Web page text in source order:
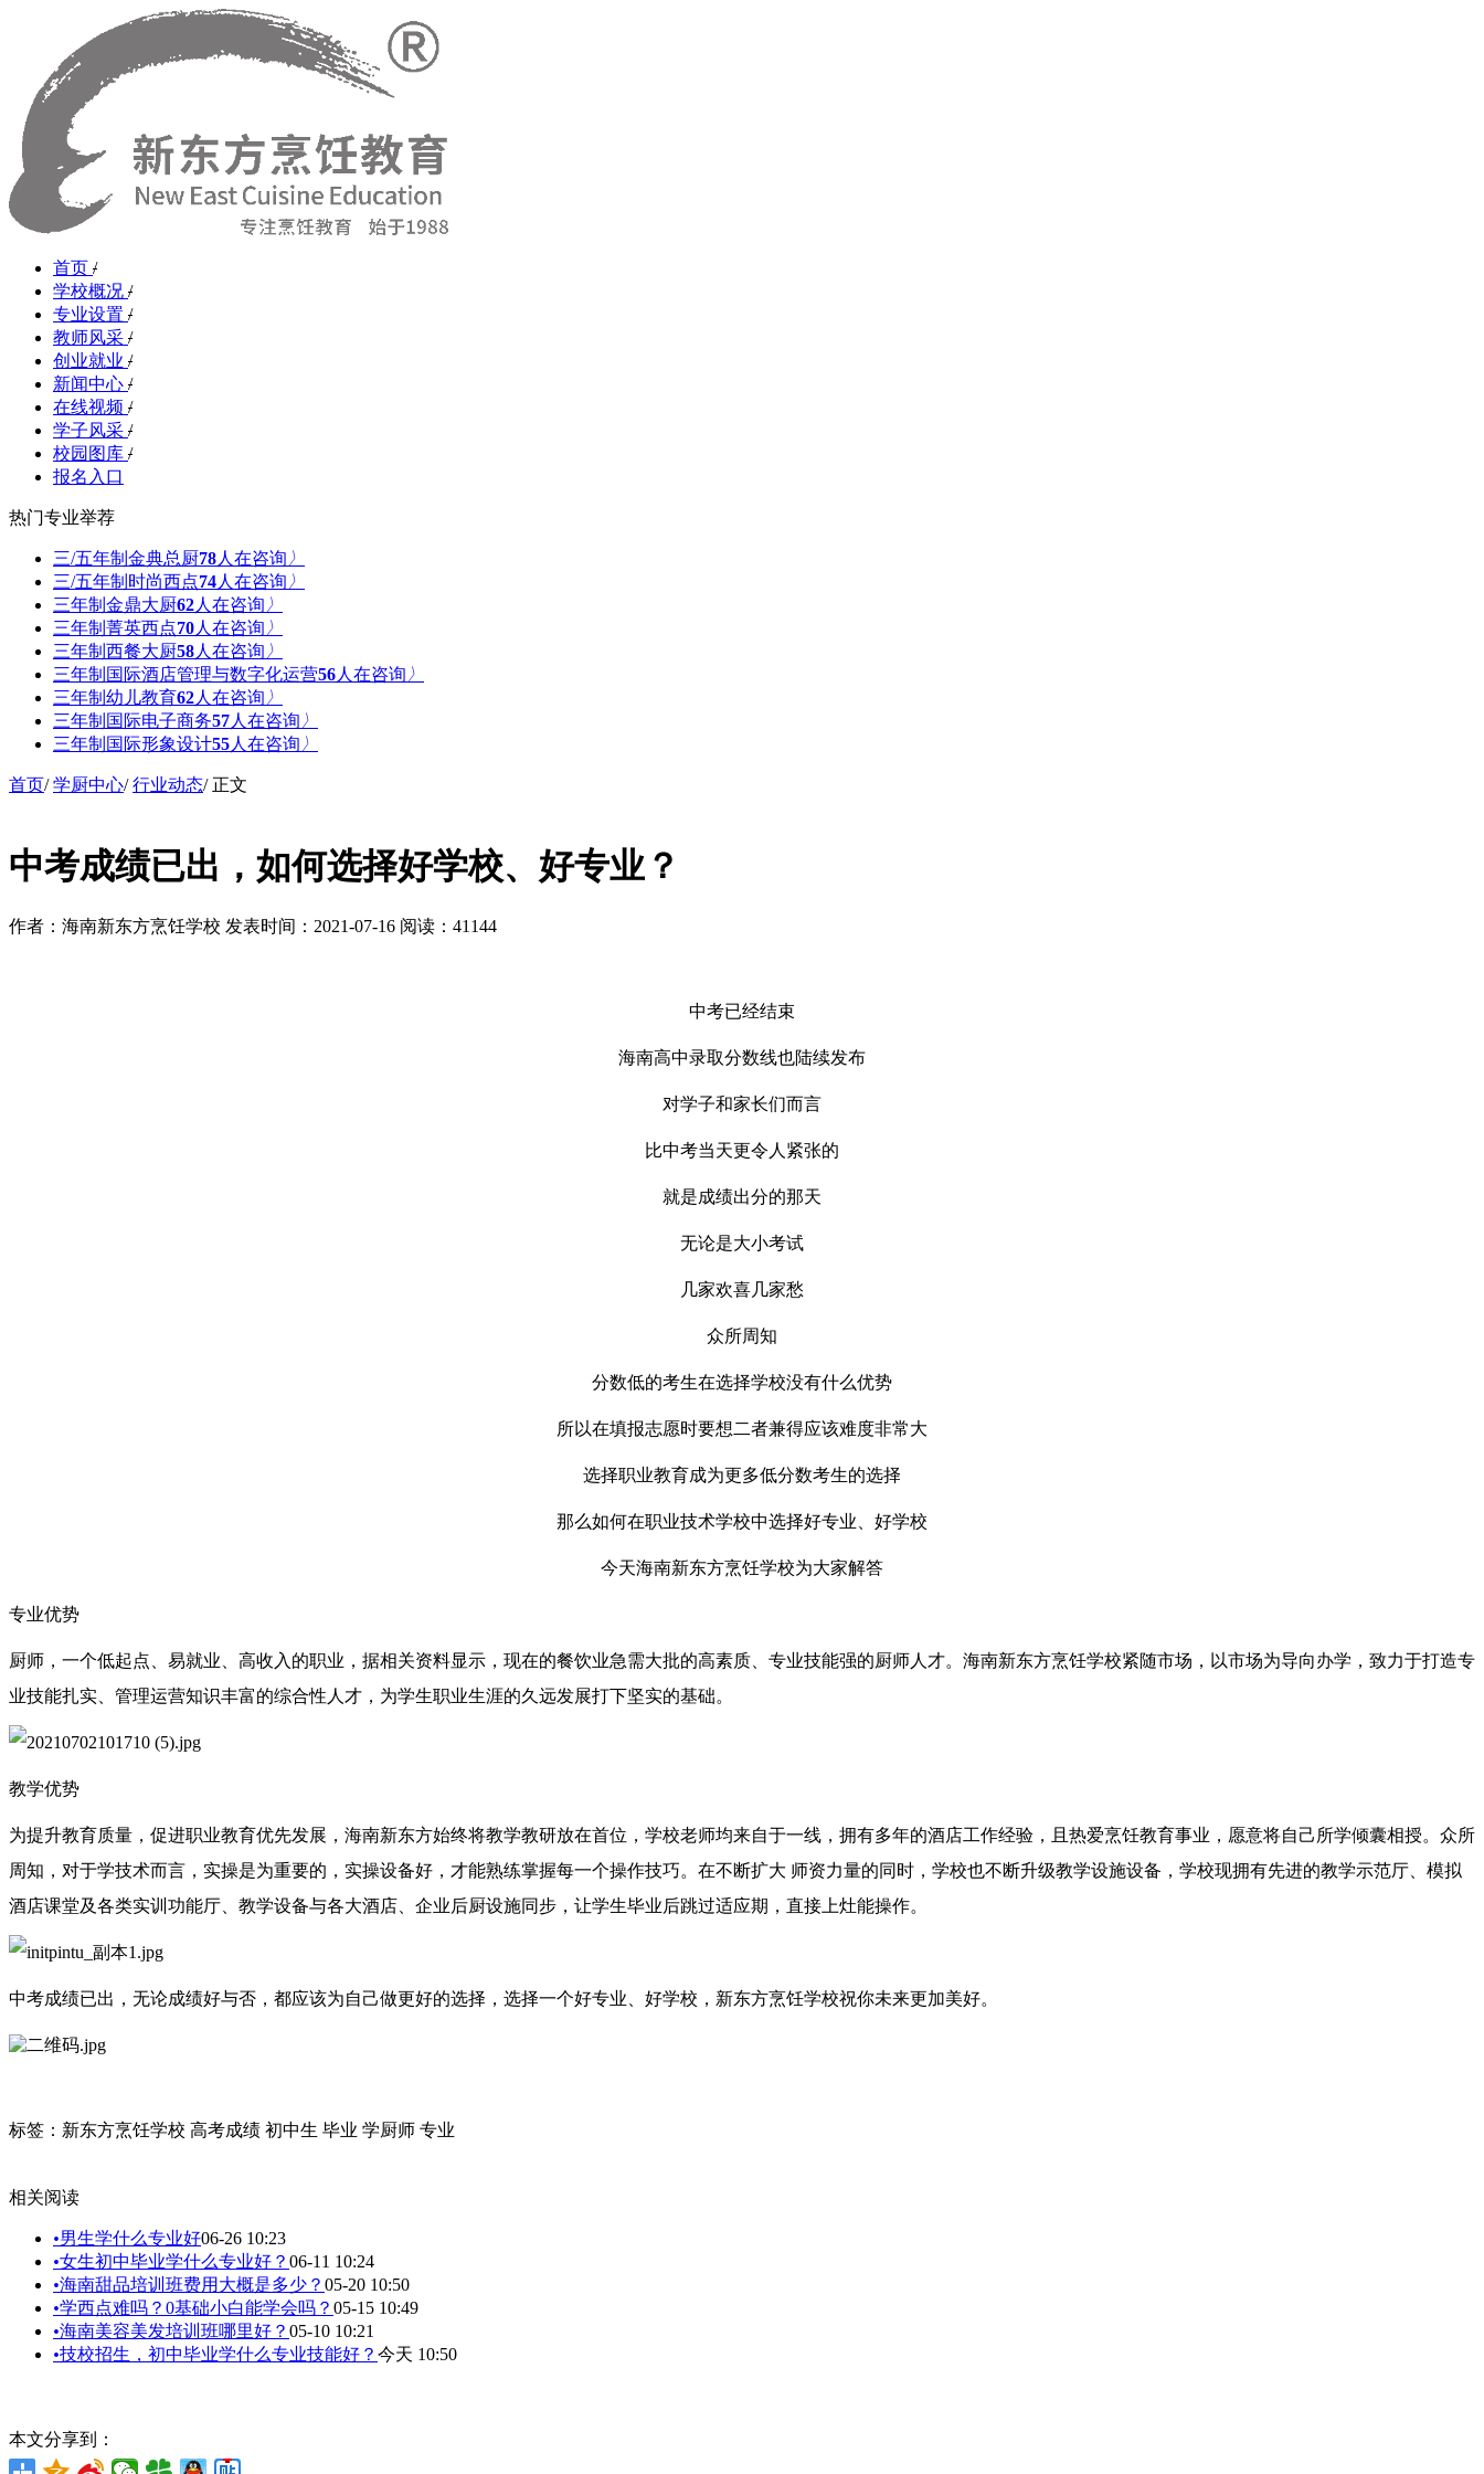
首页 /
学校概况 /
专业设置 /
教师风采 /
创业就业 /
新闻中心 /
在线视频 /
学子风采 /
校园图库 /
报名入口
热门专业举荐
三/五年制金典总厨78人在咨询 〉
三/五年制时尚西点74人在咨询 〉
三年制金鼎大厨62人在咨询 〉
三年制菁英西点71人在咨询 〉
三年制西餐大厨58人在咨询 〉
三年制国际酒店管理与数字化运营58人在咨询 〉
三年制幼儿教育62人在咨询 〉
三年制国际电子商务57人在咨询 〉
三年制国际形象设计57人在咨询 〉
首页/学厨中心/行业动态/ 正文
中考成绩已出，如何选择好学校、好专业？
作者：海南新东方烹饪学校 发表时间：2021-07-16 阅读：41144
中考已经结束
海南高中录取分数线也陆续发布
对学子和家长们而言
比中考当天更令人紧张的
就是成绩出分的那天
无论是大小考试
几家欢喜几家愁
众所周知
分数低的考生在选择学校没有什么优势
所以在填报志愿时要想二者兼得应该难度非常大
选择职业教育成为更多低分数考生的选择
那么如何在职业技术学校中选择好专业、好学校
今天海南新东方烹饪学校为大家解答
专业优势
厨师，一个低起点、易就业、高收入的职业，据相关资料显示，现在的餐饮业急需大批的高素质、专业技能强的厨师人才。海南新东方烹饪学校紧随市场，以市场为导向办学，致力于打造专
业技能扎实、管理运营知识丰富的综合性人才，为学生职业生涯的久远发展打下坚实的基础。
教学优势
为提升教育质量，促进职业教育优先发展，海南新东方始终将教学教研放在首位，学校老师均来自于一线，拥有多年的酒店工作经验，且热爱烹饪教育事业，愿意将自己所学倾囊相授。众所
周知，对于学技术而言，实操是为重要的，实操设备好，才能熟练掌握每一个操作技巧。在不断扩大 师资力量的同时，学校也不断升级教学设施设备，学校现拥有先进的教学示范厅、模拟
酒店课堂及各类实训功能厅、教学设备与各大酒店、企业后厨设施同步，让学生毕业后跳过适应期，直接上灶能操作。
中考成绩已出，无论成绩好与否，都应该为自己做更好的选择，选择一个好专业、好学校，新东方烹饪学校祝你未来更加美好。
标签：新东方烹饪学校 高考成绩 初中生 毕业 学厨师 专业
相关阅读
•男生学什么专业好06-26 10:23
•女生初中毕业学什么专业好？ 06-11 10:24
•海南甜品培训班费用大概是多少？ 05-20 10:50
•学西点难吗？0基础小白能学会吗？ 05-15 10:49
•海南美容美发培训班哪里好？ 05-10 10:21
•技校招生，初中毕业学什么专业技能好？ 今天 10:50
本文分享到：